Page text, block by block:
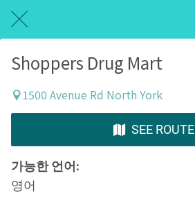
Shoppers Drug Mart
1500 Avenue Rd North York
SEE ROUTE
가능한 언어:
영어